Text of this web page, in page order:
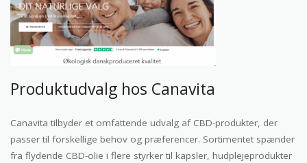
Produktudvalg hos Canavita
Canavita tilbyder et omfattende udvalg af CBD-produkter, der
passer til forskellige behov og præferencer. Sortimentet spænder
fra flydende CBD-olie i flere styrker til kapsler, hudplejeprodukter